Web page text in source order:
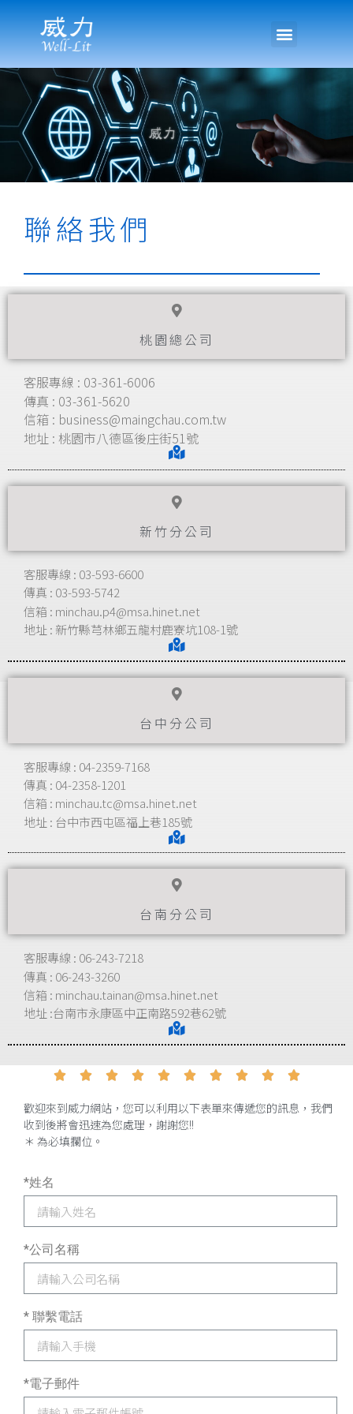
聯絡我們
桃園總公司
客服專線 : 03-361-6006
傳真 : 03-361-5620
信箱 : business@maingchau.com.tw
地址 : 桃園市八德區後庄街51號
新竹分公司
客服專線 : 03-593-6600
傳真 : 03-593-5742
信箱 : minchau.p4@msa.hinet.net
地址 : 新竹縣芎林鄉五龍村鹿寮坑108-1號
台中分公司
客服專線 : 04-2359-7168
傳真 : 04-2358-1201
信箱 : minchau.tc@msa.hinet.net
地址 : 台中市西屯區福上巷185號
台南分公司
客服專線 : 06-243-7218
傳真 : 06-243-3260
信箱 : minchau.tainan@msa.hinet.net
地址 :台南市永康區中正南路592巷62號
         
歡迎來到威力網站，您可以利用以下表單來傳遞您的訊息，我們
收到後將會迅速為您處理，謝謝您!!
＊ 為必填攔位。
*姓名
*公司名稱
* 聯繫電話
*電子郵件